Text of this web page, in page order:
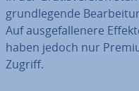
grund­le­gen­de
Auf aus­ge­fal­le­ne­re
haben jedoch nur
Zugriff.